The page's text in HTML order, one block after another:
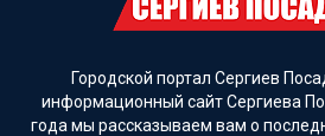
Городской портал Сергиев
информационный сайт Сергиева
года мы рассказываем вам о